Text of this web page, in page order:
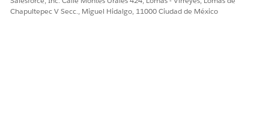
¿RESOLVIÓ ESTE ARTÍCULO SU PROBLEMA?
Chapultepec V Secc., Miguel Hidalgo, 11000 Ciudad de México